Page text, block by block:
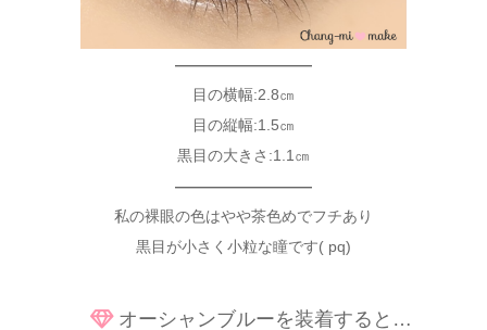
—————————
目の横幅:2.8㎝
目の縦幅:1.5㎝
黒目の大きさ:1.1㎝
—————————
私の裸眼の色はやや茶色めでフチあり
黒目が小さく小粒な瞳です( pq)
オーシャンブルーを装着すると…